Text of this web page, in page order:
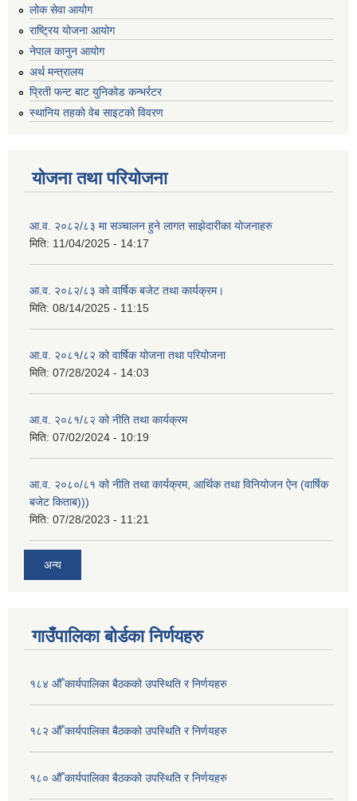
लोक सेवा आयोग
राष्ट्रिय योजना आयोग
नेपाल कानुन आयोग
अर्थ मन्त्रालय
प्रिती फन्ट बाट युनिकोड कन्भर्रटर
स्थानिय तहकाे वेब साइटकाे विवरण
योजना तथा परियोजना
आ.व. २०८२/८३ मा सञ्चालन हुने लागत साझेदारीका योजनाहरु
मिति: 11/04/2025 - 14:17
आ.व. २०८२/८३ को वार्षिक बजेट तथा कार्यक्रम।
मिति: 08/14/2025 - 11:15
आ.व. २०८१/८२ को वार्षिक योजना तथा परियोजना
मिति: 07/28/2024 - 14:03
आ.व. २०८१/८२ को नीति तथा कार्यक्रम
मिति: 07/02/2024 - 10:19
आ.व. २०८०/८१ को नीति तथा कार्यक्रम, आर्थिक तथा विनियोजन ऐन (वार्षिक
बजेट किताब)))
मिति: 07/28/2023 - 11:21
अन्य
गाउँपालिका बोर्डका निर्णयहरु
१८४ औँ कार्यपालिका बैठकको उपस्थिति र निर्णयहरु
१८२ औँ कार्यपालिका बैठकको उपस्थिति र निर्णयहरु
१८० औँ कार्यपालिका बैठकको उपस्थिति र निर्णयहरु